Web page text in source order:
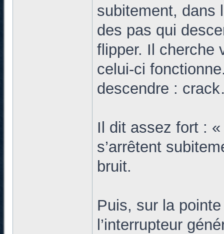
subitement, dans
des pas qui
flipper. Il cherche
celui-ci
descendre :
Il dit assez fort :
s’arrêtent
bruit.
Puis, sur la
l’interrupteur